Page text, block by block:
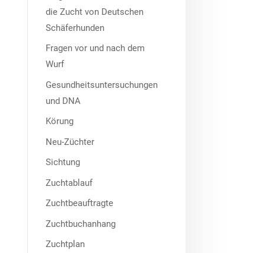
die Zucht von Deutschen
Schäferhunden
Fragen vor und nach dem
Wurf
Gesundheitsuntersuchungen
und DNA
Körung
Neu-Züchter
Sichtung
Zuchtablauf
Zuchtbeauftragte
Zuchtbuchanhang
Zuchtplan